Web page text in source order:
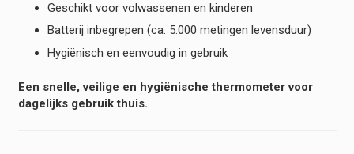
Geschikt voor volwassenen en kinderen
Batterij inbegrepen (ca. 5.000 metingen levensduur)
Hygiënisch en eenvoudig in gebruik
Een snelle, veilige en hygiënische thermometer voor
dagelijks gebruik thuis.